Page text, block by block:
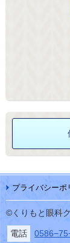
プライバシーポ
©くりもと眼科
電話